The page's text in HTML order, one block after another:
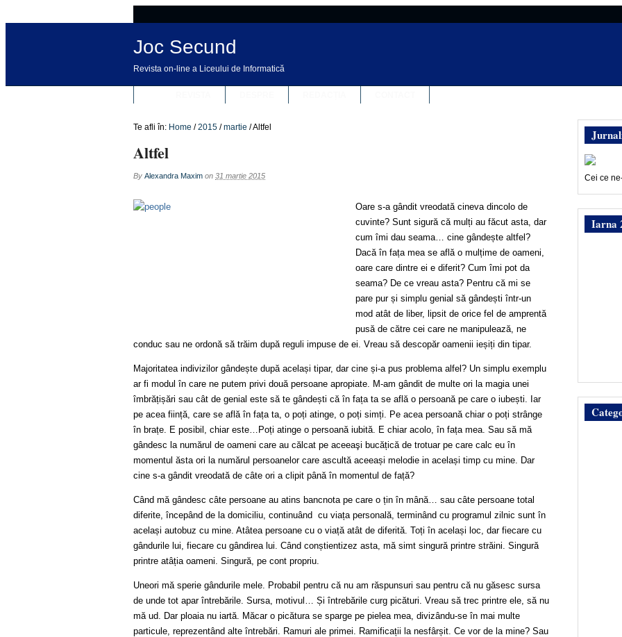
Joc Secund
Revista on-line a Liceului de Informatică
Te afli în: Home / 2015 / martie /Altfel
Altfel
By Alexandra Maxim on 31 martie 2015
Oare s-a gândit vreodată cineva dincolo de
cuvinte? Sunt sigură că mulți au făcut asta, dar
cum îmi dau seama… cine gândește altfel?
Dacă în fața mea se află o mulțime de oameni,
oare care dintre ei e diferit? Cum îmi pot da
seama? De ce vreau asta? Pentru că mi se
pare pur și simplu genial să gândești într-un
mod atât de liber, lipsit de orice fel de amprentă
pusă de către cei care ne manipulează, ne
conduc sau ne ordonă să trăim după reguli impuse de ei. Vreau să descopăr oamenii ieșiți din tipar.
Majoritatea indivizilor gândește după același tipar, dar cine și-a pus problema alfel? Un simplu exemplu
ar fi modul în care ne putem privi două persoane apropiate. M-am gândit de multe ori la magia unei
îmbrățișări sau cât de genial este să te gândești că în fața ta se află o persoană pe care o iubești. Iar
pe acea ființă, care se află în fața ta, o poți atinge, o poți simți. Pe acea persoană chiar o poți strânge
în brațe. E posibil, chiar este…Poți atinge o persoană iubită. E chiar acolo, în fața mea. Sau să mă
gândesc la numărul de oameni care au călcat pe aceeaşi bucățică de trotuar pe care calc eu în
momentul ăsta ori la numărul persoanelor care ascultă aceeași melodie in același timp cu mine. Dar
cine s-a gândit vreodată de câte ori a clipit până în momentul de față?
Când mă gândesc câte persoane au atins bancnota pe care o țin în mână… sau câte persoane total
diferite, începând de la domiciliu, continuând cu viața personală, terminând cu programul zilnic sunt în
același autobuz cu mine. Atâtea persoane cu o viață atât de diferită. Toți în același loc, dar fiecare cu
gândurile lui, fiecare cu gândirea lui. Când conștientizez asta, mă simt singură printre străini. Singură
printre atâția oameni. Singură, pe cont propriu.
Uneori mă sperie gândurile mele. Probabil pentru că nu am răspunsuri sau pentru că nu găsesc sursa
de unde tot apar întrebările. Sursa, motivul… Și întrebările curg picături. Vreau să trec printre ele, să nu
mă ud. Dar ploaia nu iartă. Măcar o picătura se sparge pe pielea mea, divizându-se în mai multe
particule, reprezentând alte întrebări. Ramuri ale primei. Ramificații la nesfârșit. Ce vor de la mine? Sau
Cei ce
Iarna